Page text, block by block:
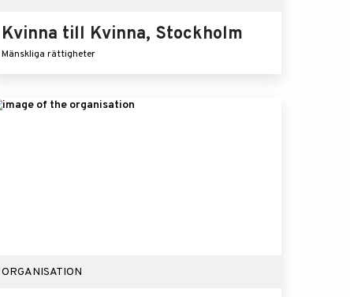
Kvinna till Kvinna, Stockholm
Mänskliga rättigheter
ORGANISATION